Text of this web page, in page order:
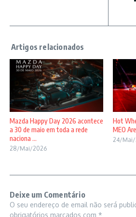
Mazda Happy Day 2026 acontece
a 30 de maio em toda a rede
naciona ...
28/Mai/2026
Hot
MEO
24/
Deixe um Comentário
O seu endereço de email não será
obrigatórios marcados com *